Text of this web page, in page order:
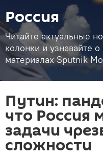
Россия
Читайте актуальные
колонки и узнавайте
материалах Sputnik
Путин:
что Россия
задачи
сложности